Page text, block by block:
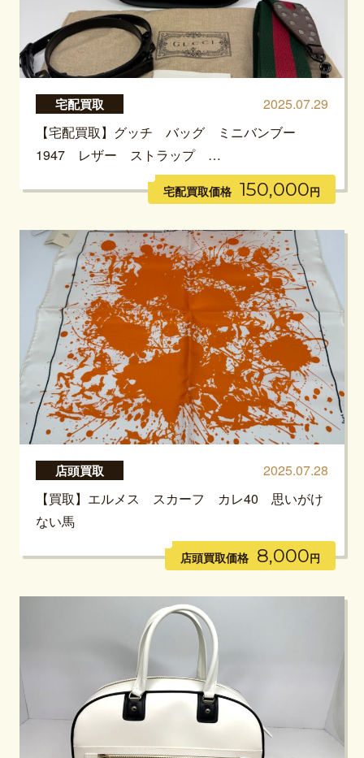
宅配買取
2025.07.29
【宅配買取】グッチ バッグ ミニバンブー
1947 レザー ストラップ …
宅配買取価格 150,000円
店頭買取
2025.07.28
【買取】エルメス スカーフ カレ40 思いがけ
ない馬
店頭買取価格 8,000円